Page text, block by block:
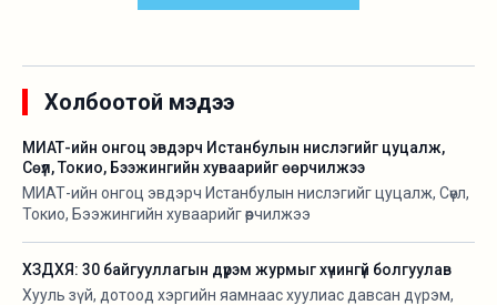
Холбоотой мэдээ
МИАТ-ийн онгоц эвдэрч Истанбулын нислэгийг цуцалж,
Сөүл, Токио, Бээжингийн хуваарийг өөрчилжээ
МИАТ-ийн онгоц эвдэрч Истанбулын нислэгийг цуцалж, Сөүл,
Токио, Бээжингийн хуваарийг өөрчилжээ
ХЗДХЯ: 30 байгууллагын дүрэм журмыг хүчингүй болгуулав
Хууль зүй, дотоод хэргийн яамнаас хуулиас давсан дүрэм,